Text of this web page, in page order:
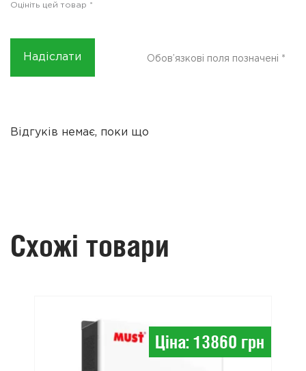
Обов’язкові поля позначені *
Оцініть цей товар *
Відгуків немає, поки що
Схожі товари
Ціна: 13860 грн